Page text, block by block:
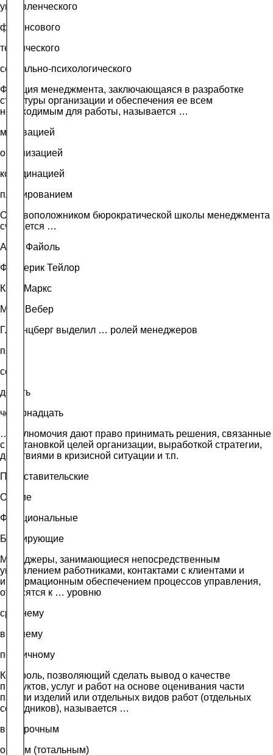
управленческого
финансового
технического
социально-психологического
Функция менеджмента, заключающаяся в разработке
структуры организации и обеспечения ее всем
необходимым для работы, называется …
мотивацией
организацией
координацией
планированием
Основоположником бюрократической школы менеджмента
считается …
Анри Файоль
Фредерик Тейлор
Карл Маркс
Макс Вебер
Г. Минцберг выделил … ролей менеджеров
пять
семь
десять
четырнадцать
… полномочия дают право принимать решения, связанные
с постановкой целей организации, выработкой стратегии,
действиями в кризисной ситуации и т.п.
Представительские
Общие
Функциональные
Блокирующие
Менеджеры, занимающиеся непосредственным
управлением работниками, контактами с клиентами и
информационным обеспечением процессов управления,
относятся к … уровню
среднему
высшему
первичному
Контроль, позволяющий сделать вывод о качестве
продуктов, услуг и работ на основе оценивания части
партии изделий или отдельных видов работ (отдельных
сотрудников), называется …
выборочным
общим (тотальным)